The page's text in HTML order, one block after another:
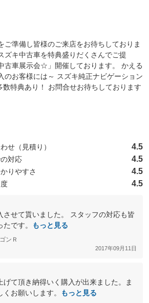
ご準備し皆様のご来店をお待ちしておりま
ズキ中古車を特典盛りだくさんでご提
古車展示会☆」開催しております。 かえる
のお客様には～ スズキ純正ナビゲーション
数特典あり！ お問合せお待ちしております
満点中）
せ（見積り） 4.5
対応 4.5
りやすさ 4.5
4.5
させて貰いました。 スタッフの対応も皆
です。
もっと見る
ンＲ
2017年09月11日
げて頂き納得いく購入が出来ました。ま
お願いします。
もっと見る